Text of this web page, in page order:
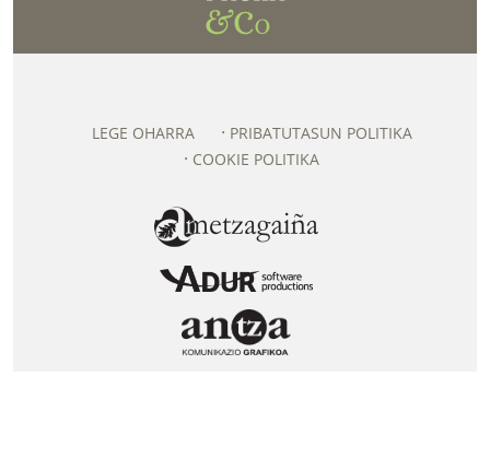
LEGE OHARRA
PRIBATUTASUN POLITIKA
COOKIE POLITIKA